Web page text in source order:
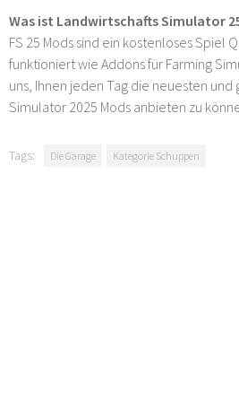
Was ist Landwirtschafts Simulator
FS 25 Mods sind ein kostenloses Spiel
funktioniert wie Addons für Farming
uns, Ihnen jeden Tag die neuesten
Simulator 2025 Mods anbieten zu
Tags: Die Garage Kategorie Schuppen